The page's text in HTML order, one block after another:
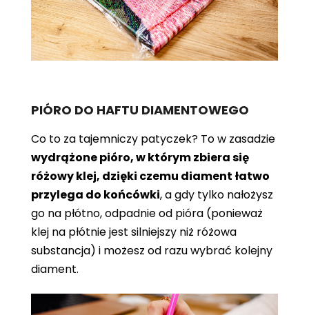
PIÓRO DO HAFTU DIAMENTOWEGO
Co to za tajemniczy patyczek? To w zasadzie
wydrążone pióro, w którym zbiera się
różowy klej, dzięki czemu diament łatwo
przylega do końcówki, a gdy tylko nałożysz
go na płótno, odpadnie od pióra (ponieważ
klej na płótnie jest silniejszy niż różowa
substancja) i możesz od razu wybrać kolejny
diament.